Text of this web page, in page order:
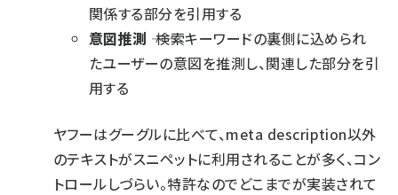
関係する部分を引用する
意図推測 ―― 検索キーワードの裏側に込められ
たユーザーの意図を推測し、関連した部分を引
用する
ヤフーはグーグルに比べて、meta description以外
のテキストがスニペットに利用されることが多く、コン
トロールしづらい。特許なのでどこまでが実装されて